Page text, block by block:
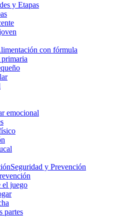
y Etapas
con fórmula
emocional
Seguridad y Prevención
el juego
partes